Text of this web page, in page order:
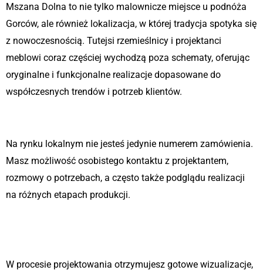
Mszana Dolna to nie tylko malownicze miejsce u podnóża
Gorców, ale również lokalizacja, w której tradycja spotyka się
z nowoczesnością. Tutejsi rzemieślnicy i projektanci
meblowi coraz częściej wychodzą poza schematy, oferując
oryginalne i funkcjonalne realizacje dopasowane do
współczesnych trendów i potrzeb klientów.
Na rynku lokalnym nie jesteś jedynie numerem zamówienia.
Masz możliwość osobistego kontaktu z projektantem,
rozmowy o potrzebach, a często także podglądu realizacji
na różnych etapach produkcji.
W procesie projektowania otrzymujesz gotowe wizualizacje,